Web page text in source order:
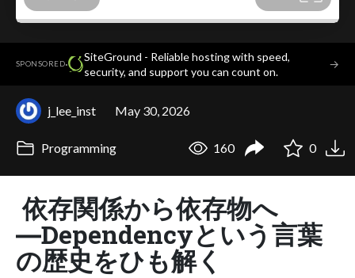
SPONSORED·
SiteGround - Reliable hosting with speed,
security, and support you can count on.
→
j_lee_inst May 30, 2026
Programming 160 0
依存関係から依存物へ
―Dependencyという言葉
の歴史をひも解く